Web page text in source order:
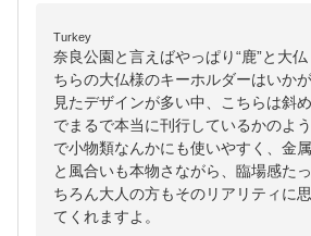
Turkey
奈良公園と言えばやっぱり“鹿”と大
ちらの大仏様のキーホルダーはいか
見たデザインが多い中、こちらは斜
でまるで本当に刊行しているかのよ
で小物類なんかにも使いやすく、金
と風合いも本物さながら、臨場感た
ちろん大人の方もそのリアリティに
てくれますよ。